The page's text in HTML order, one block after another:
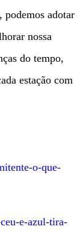
podemos adotar
nossa
do tempo,
estação com
o-que-
e-azul-tira-